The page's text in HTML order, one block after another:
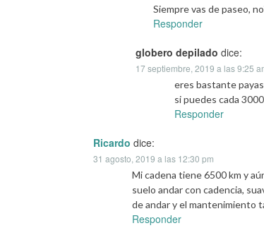
Siempre vas de paseo,
Responder
globero depilado dice:
17 septiembre, 2019 a las 9:25
eres bastante
si puedes cada
Responder
Ricardo dice:
31 agosto, 2019 a las 12:30 pm
Mi cadena tiene 6500 km y
suelo andar con cadencia,
de andar y el mantenimiento
Responder